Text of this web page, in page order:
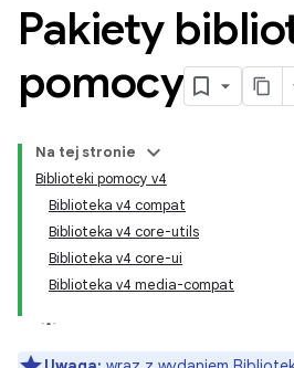
Pakiety
pomocy
Na tej stronie
Biblioteki pomocy v4
Biblioteka v4 compat
Biblioteka v4 core-utils
Biblioteka v4 core-ui
Biblioteka v4 media-compat